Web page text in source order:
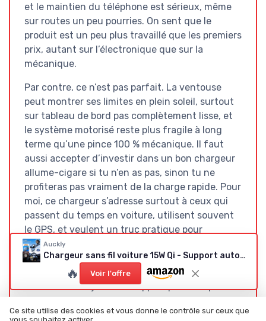
et le maintien du téléphone est sérieux, même
sur routes un peu pourries. On sent que le
produit est un peu plus travaillé que les premiers
prix, autant sur l’électronique que sur la
mécanique.
Par contre, ce n’est pas parfait. La ventouse
peut montrer ses limites en plein soleil, surtout
sur tableau de bord pas complètement lisse, et
le système motorisé reste plus fragile à long
terme qu’une pince 100 % mécanique. Il faut
aussi accepter d’investir dans un bon chargeur
allume-cigare si tu n’en as pas, sinon tu ne
profiteras pas vraiment de la charge rapide. Pour
moi, ce chargeur s’adresse surtout à ceux qui
passent du temps en voiture, utilisent souvent
le GPS, et veulent un truc pratique pour
poser/retirer le téléphone sans réfléchir. Si tu es
un gros rouleur ou que tu gères une petite flotte
de véhicules, ça peut clairement avoir du sens.
Si tu cherches juste un support pas cher pour
un usage occasionnel, il y a plus simple et moins
coûteux.
Auckly
Chargeur sans fil voiture 15W Qi - Support automatique
🔥 Voir l'offre
Ce site utilise des cookies et vous donne le contrôle sur ceux que